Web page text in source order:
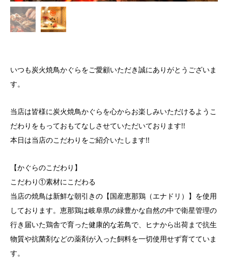
いつも炭火焼鳥かぐらをご愛顧いただき誠にありがとうございま
す。
当店は皆様に炭火焼鳥かぐらを心からお楽しみいただけるようこ
だわりをもっておもてなしさせていただいております!!
本日は当店のこだわりをご紹介いたします!!
【かぐらのこだわり】
こだわり①素材にこだわる
当店の焼鳥は新鮮な朝引きの【国産恵那鶏（エナドリ）】を使用
しております。恵那鶏は岐阜県の緑豊かな自然の中で衛星管理の
行き届いた鶏舎で育った健康的な若鳥で、ヒナから出荷まで抗生
物質や抗菌剤などの薬剤が入った飼料を一切使用せず育てていま
す。